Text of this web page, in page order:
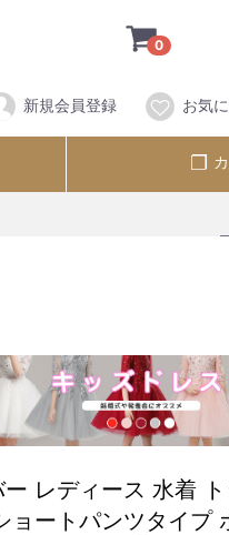
0
新規会員登録 お気
レディース 水着
ョートパンツタイプ